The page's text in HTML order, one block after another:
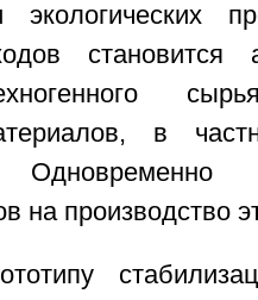
экологических
становится
в
на производство